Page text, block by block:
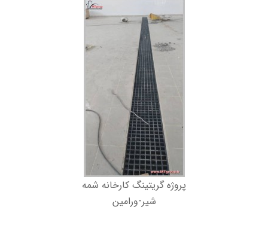
پروژه گریتینگ کارخانه شمه
شیر-ورامین